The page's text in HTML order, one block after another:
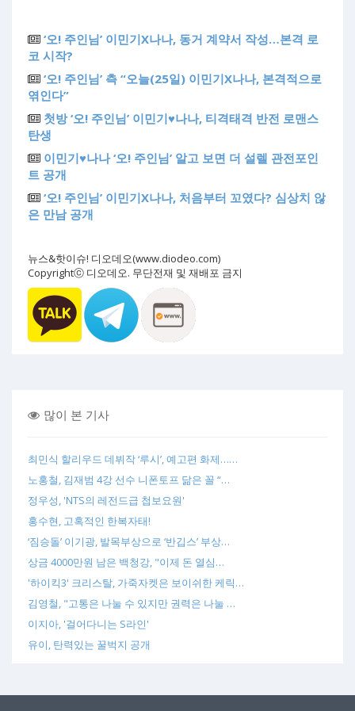
‘오! 주인님’ 이민기X나나, 동거 계약서 작성…본격 로
코 시작?
‘오! 주인님’ 측 “오늘(25일) 이민기X나나, 본격적으로
엮인다”
첫방 ‘오! 주인님’ 이민기♥나나, 티격태격 반전 로맨스
탄생
이민기♥나나 ‘오! 주인님’ 알고 보면 더 설렐 관전포인
트 공개
‘오! 주인님’ 이민기X나나, 처음부터 꼬였다? 심상치 않
은 만남 공개
뉴스&핫이슈! 디오데오(www.diodeo.com)
Copyrightⓒ 디오데오. 무단전재 및 재배포 금지
많이 본 기사
최민식 할리우드 데뷔작 ‘루시’, 예고편 화제……
노홍철, 김재범 4강 선수 니폰토프 닮은 꼴 “…
정우성, 'NTS의 레전드급 첩보요원'
홍수현, 고혹적인 한복자태!
‘짐승돌’ 이기광, 발목부상으로 ‘반깁스’ 부상…
상금 4000만원 남은 백청강, "이제 돈 열심…
'하이킥3' 크리스탈, 가죽자켓은 보이쉬한 케릭…
김영철, "고통은 나눌 수 있지만 권력은 나눌 …
이지아, '걸어다니는 S라인'
유이, 탄력있는 꿀벅지 공개